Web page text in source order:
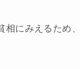
相にみえるため